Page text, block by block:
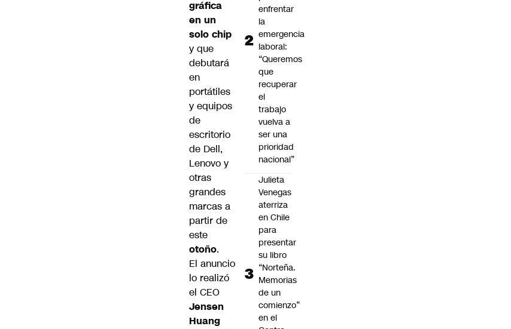
gráfica
en un
solo chip
y que
debutará
en
portátiles
y equipos
de
escritorio
de Dell,
Lenovo y
otras
grandes
marcas a
partir de
este
otoño.
El anuncio
lo realizó
el CEO
Jensen
Huang
enfrentar
la
emergencia
laboral:
“Queremos
que
recuperar
el
trabajo
vuelva a
ser una
prioridad
nacional”
Julieta
Venegas
aterriza
en Chile
para
presentar
su libro
“Norteña.
Memorias
de un
comienzo”
en el